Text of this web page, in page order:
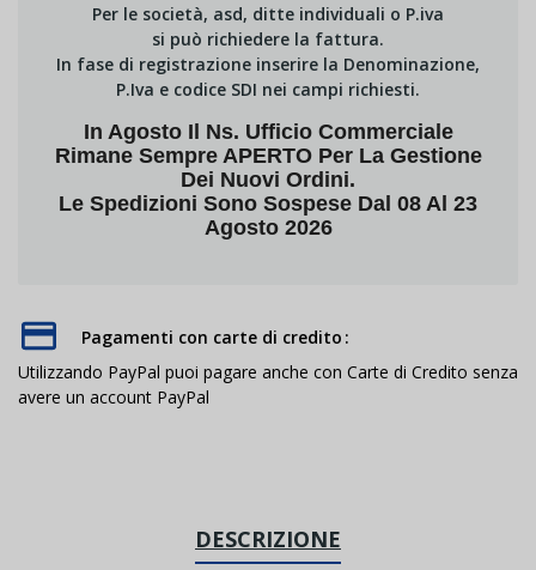
Per le società, asd, ditte individuali o P.iva
si può richiedere la fattura.
In fase di registrazione inserire la Denominazione,
P.Iva e codice SDI nei campi richiesti.
In Agosto Il Ns. Ufficio Commerciale
Rimane Sempre APERTO Per La Gestione
Dei Nuovi Ordini.
Le Spedizioni Sono Sospese Dal 08 Al 23
Agosto 2026
Pagamenti con carte di credito
Utilizzando PayPal puoi pagare anche con Carte di Credito senza
avere un account PayPal
DESCRIZIONE